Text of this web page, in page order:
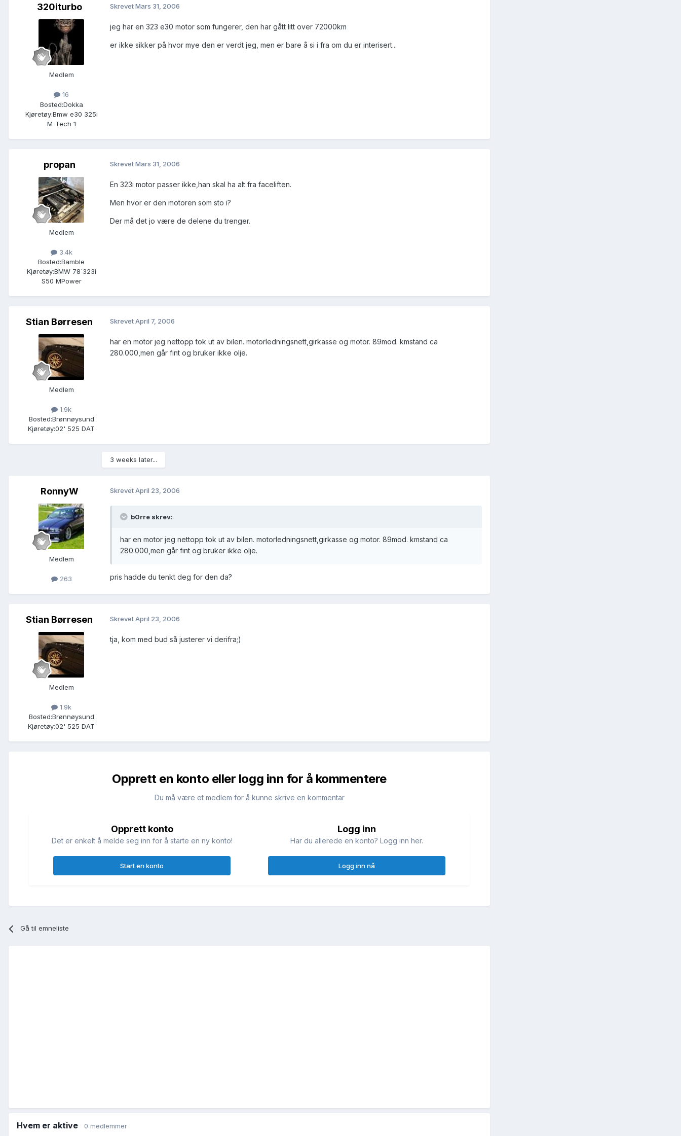
320iturbo
Medlem
16
Bosted:Dokka
Kjøretøy:Bmw e30 325i
M-Tech 1
SkrevetMars 31, 2006
jeg har en 323 e30 motor som fungerer, den har gått litt over 72000km
er ikke sikker på hvor mye den er verdt jeg, men er bare å si i fra om du er interisert...
propan
Medlem
3.4k
Bosted:Bamble
Kjøretøy:BMW 78`323i
S50 MPower
SkrevetMars 31, 2006
En 323i motor passer ikke,han skal ha alt fra faceliften.
Men hvor er den motoren som sto i?
Der må det jo være de delene du trenger.
Stian Børresen
Medlem
1.9k
Bosted:Brønnøysund
Kjøretøy:02' 525 DAT
SkrevetApril 7, 2006
har en motor jeg nettopp tok ut av bilen. motorledningsnett,girkasse og motor. 89mod. kmstand ca
280.000,men går fint og bruker ikke olje.
3 weeks later...
RonnyW
Medlem
263
SkrevetApril 23, 2006
b0rre skrev:
har en motor jeg nettopp tok ut av bilen. motorledningsnett,girkasse og motor. 89mod. kmstand ca
280.000,men går fint og bruker ikke olje.
pris hadde du tenkt deg for den da?
Stian Børresen
Medlem
1.9k
Bosted:Brønnøysund
Kjøretøy:02' 525 DAT
SkrevetApril 23, 2006
tja, kom med bud så justerer vi derifra;)
Opprett en konto eller logg inn for å kommentere
Du må være et medlem for å kunne skrive en kommentar
Opprett konto
Det er enkelt å melde seg inn for å starte en ny konto!
Start en konto
Logg inn
Har du allerede en konto? Logg inn her.
Logg inn nå
Gå til emneliste
Hvem er aktive 0 medlemmer